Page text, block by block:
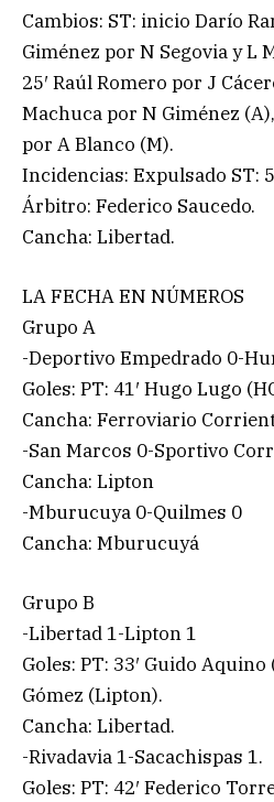
Cambios: ST: inicio Darío
Giménez por N Segovia y L
25′ Raúl Romero por J
Machuca por N Giménez
por A Blanco (M).
Incidencias: Expulsado ST:
Árbitro: Federico Saucedo.
Cancha: Libertad.
LA FECHA EN NÚMEROS
Grupo A
-Deportivo Empedrado 0-
Goles: PT: 41′ Hugo Lugo
Cancha: Ferroviario
-San Marcos 0-Sportivo
Cancha: Lipton
-Mburucuya 0-Quilmes 0
Cancha: Mburucuyá
Grupo B
-Libertad 1-Lipton 1
Goles: PT: 33′ Guido Aquino
Gómez (Lipton).
Cancha: Libertad.
-Rivadavia 1-Sacachispas 1.
Goles: PT: 42′ Federico